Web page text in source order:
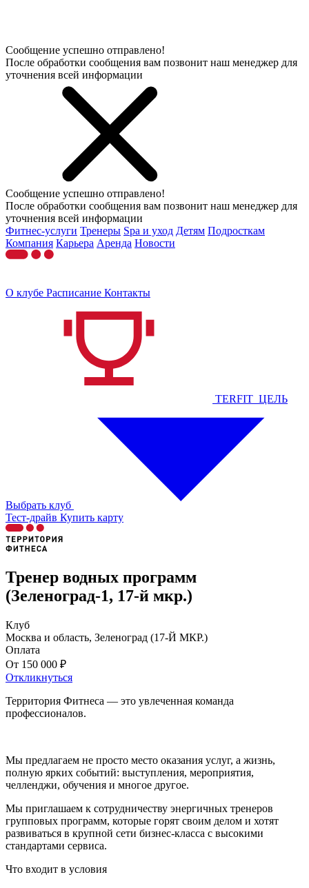
Сообщение успешно отправлено!
После обработки сообщения вам позвонит наш менеджер для
уточнения всей информации
Сообщение успешно отправлено!
После обработки сообщения вам позвонит наш менеджер для
уточнения всей информации
Фитнес-услуги Тренеры Spa и уход Детям Подросткам
Компания Карьера Аренда Новости
О клубе Расписание Контакты
TERFIT_ЦЕЛЬ
Выбрать клуб
Тест-драйв Купить карту
Тренер водных программ
(Зеленоград-1, 17-й мкр.)
Клуб
Москва и область, Зеленоград (17-Й МКР.)
Оплата
От 150 000 ₽
Откликнуться
Территория Фитнеса — это увлеченная команда
профессионалов.
Мы предлагаем не просто место оказания услуг, а жизнь,
полную ярких событий: выступления, мероприятия,
челленджи, обучения и многое другое.
Мы приглашаем к сотрудничеству энергичных тренеров
групповых программ, которые горят своим делом и хотят
развиваться в крупной сети бизнес-класса с высокими
стандартами сервиса.
Что входит в условия